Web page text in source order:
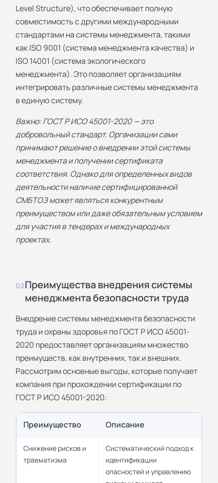
Level Structure), что обеспечивает полную
совместимость с другими международными
стандартами на системы менеджмента, такими
как ISO 9001 (система менеджмента качества) и
ISO 14001 (система экологического
менеджмента). Это позволяет организациям
интегрировать различные системы менеджмента
в единую систему.
Важно: ГОСТ Р ИСО 45001-2020 — это
добровольный стандарт. Организации сами
принимают решение о внедрении этой системы
менеджмента и получении сертификата
соответствия. Однако для определенных видов
деятельности наличие сертифицированной
СМБТОЗ может являться конкурентным
преимуществом или даже обязательным условием
для участия в тендерах и международных
проектах.
02Преимущества внедрения системы
менеджмента безопасности труда
Внедрение системы менеджмента безопасности
труда и охраны здоровья по ГОСТ Р ИСО 45001-
2020 предоставляет организациям множество
преимуществ, как внутренних, так и внешних.
Рассмотрим основные выгоды, которые получает
компания при прохождениисертификации по
ГОСТ Р ИСО 45001-2020:
Преимущество Описание
Снижение рисков и
травматизма
Систематический подход к
идентификации
опасностей и управлению